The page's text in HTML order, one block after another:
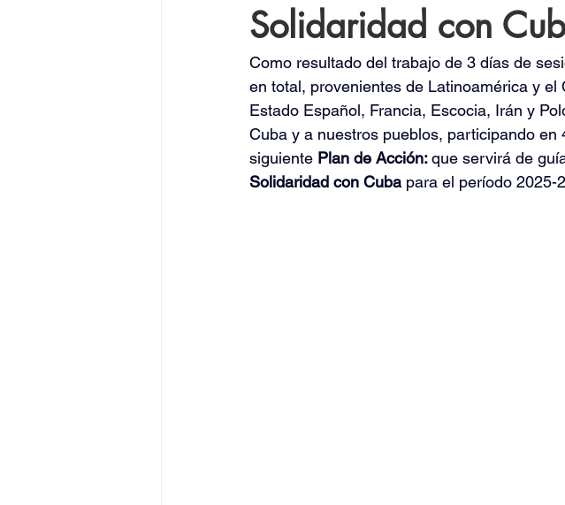
Puerto Rico: Somos Caribe Brigadas FESTIVAL DEL
MOVIMIENTO CONTINENTAL LATINOAMERIC GRANADA
Juegos Olímpicos Tokio 2020 Islas del Caribe
Solidaridad con
Como resultado del trabajo de 3 días de
en total, provenientes de Latinoamérica y
Estado Español, Francia, Escocia, Irán y
Cuba y a nuestros pueblos, participando
siguiente Plan de Acción: que servirá de
Solidaridad con Cuba para el período 2025-